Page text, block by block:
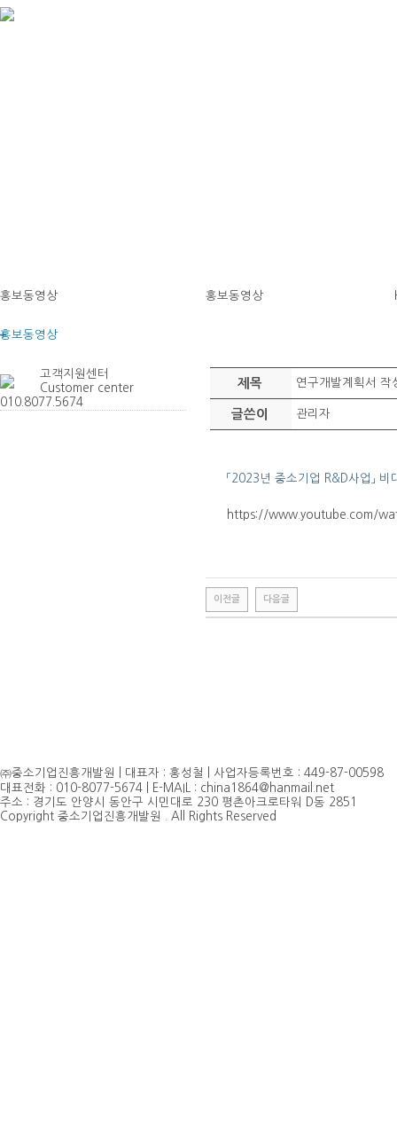
홍보동영상
홍보동영상
고객지원센터
Customer center
010. 8077. 5674
홍보동영상
제목 연구개발계획서 작
글쓴이 관리자
「2023년 중소기업 R&D사업」
https://www.youtube.com/
이전글 다음글
㈜중소기업진흥개발원 | 대표자 : 홍성철 | 사업자등록번호 : 449-87-00598
대표전화 : 010-8077-5674 | E-MAIL : china1864@hanmail.net
주소 : 경기도 안양시 동안구 시민대로 230 평촌아크로타워 D동 2851
Copyright 중소기업진흥개발원 . All Rights Reserved